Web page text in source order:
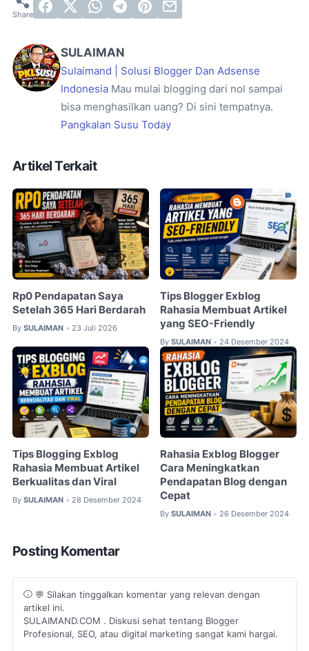
SULAIMAN
Sulaimand | Solusi Blogger Dan Adsense
Indonesia Mau mulai blogging dari nol sampai
bisa menghasilkan uang? Di sini tempatnya.
Pangkalan Susu Today
Artikel Terkait
Rp0 Pendapatan Saya
Setelah 365 Hari Berdarah
By SULAIMAN • 23 Juli 2026
Tips Blogger Exblog
Rahasia Membuat Artikel
yang SEO-Friendly
By SULAIMAN • 24 Desember 2024
Tips Blogging Exblog
Rahasia Membuat Artikel
Berkualitas dan Viral
By SULAIMAN • 28 Desember 2024
Rahasia Exblog Blogger
Cara Meningkatkan
Pendapatan Blog dengan
Cepat
By SULAIMAN • 26 Desember 2024
Posting Komentar
💬 Silakan tinggalkan komentar yang relevan dengan
artikel ini.
SULAIMAND.COM . Diskusi sehat tentang Blogger
Profesional, SEO, atau digital marketing sangat kami hargai.